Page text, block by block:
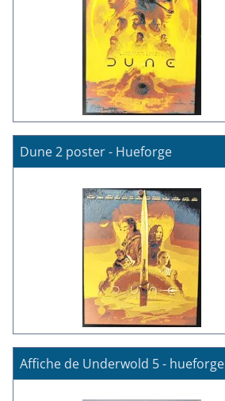
Dune 2 poster - Hueforge
Affiche de Underwold 5 - hueforge